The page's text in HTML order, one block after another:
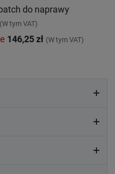
do naprawy
(W tym VAT)
146,25 zł (W tym VAT)